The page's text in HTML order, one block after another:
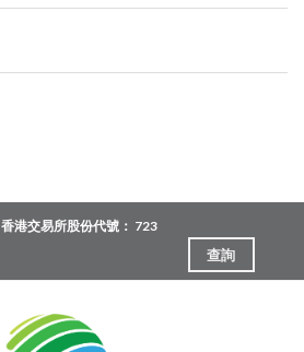
香港交易所股份代號： 723
查詢